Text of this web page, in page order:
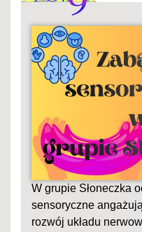
W grupie Słoneczka
sensoryczne
rozwój układu